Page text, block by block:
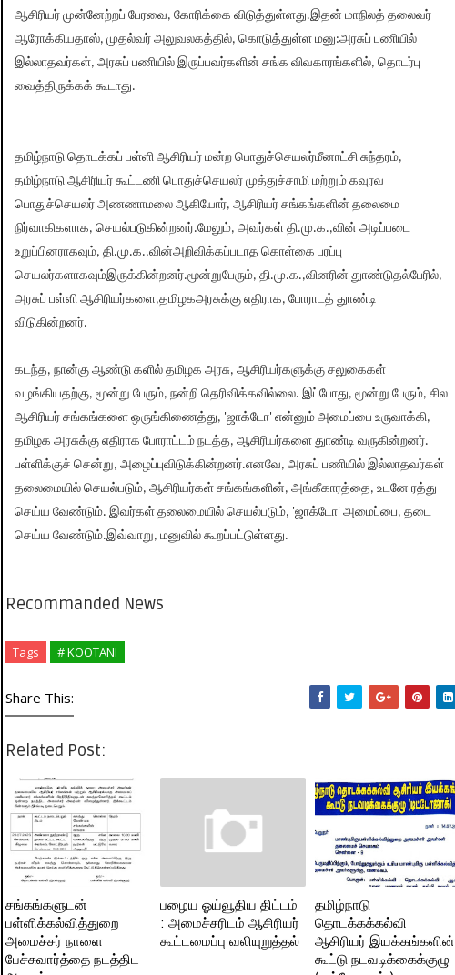
ஆசிரியர் முன்னேற்றப் பேரவை, கோரிக்கை விடுத்துள்ளது.இதன் மாநிலத் தலைவர்
ஆரோக்கியதாஸ், முதல்வர் அலுவலகத்தில், கொடுத்துள்ள மனு:அரசுப் பணியில்
இல்லாதவர்கள், அரசுப் பணியில் இருப்பவர்களின் சங்க விவகாரங்களில், தொடர்பு
வைத்திருக்கக் கூடாது.
தமிழ்நாடு தொடக்கப் பள்ளி ஆசிரியர் மன்ற பொதுச்செயலர்மீனாட்சி சுந்தரம்,
தமிழ்நாடு ஆசிரியர் கூட்டணி பொதுச்செயலர் முத்துச்சாமி மற்றும் கவுரவ
பொதுச்செயலர் அணணாமலை ஆகியோர், ஆசிரியர் சங்கங்களின் தலைமை
நிர்வாகிகளாக, செயல்படுகின்றனர்.மேலும், அவர்கள் தி.மு.க.,வின் அடிப்படை
உறுப்பினராகவும், தி.மு.க.,வின்அறிவிக்கப்படாத கொள்கை பரப்பு
செயலர்களாகவும்இருக்கின்றனர்.மூன்றுபேரும், தி.மு.க.,வினரின் துாண்டுதல்பேரில்,
அரசுப் பள்ளி ஆசிரியர்களை,தமிழகஅரசுக்கு எதிராக, போராடத் துாண்டி
விடுகின்றனர்.
கடந்த, நான்கு ஆண்டு களில் தமிழக அரசு, ஆசிரியர்களுக்கு சலுகைகள்
வழங்கியதற்கு, மூன்று பேரும், நன்றி தெரிவிக்கவில்லை. இப்போது, மூன்று பேரும், சில
ஆசிரியர் சங்கங்களை ஒருங்கிணைத்து, 'ஜாக்டோ' என்னும் அமைப்பை உருவாக்கி,
தமிழக அரசுக்கு எதிராக போராட்டம் நடத்த, ஆசிரியர்களை துாண்டி வருகின்றனர்.
பள்ளிக்குச் சென்று, அழைப்புவிடுக்கின்றனர்.எனவே, அரசுப் பணியில் இல்லாதவர்கள்
தலைமையில் செயல்படும், ஆசிரியர்கள் சங்கங்களின், அங்கீகாரத்தை, உடனே ரத்து
செய்ய வேண்டும். இவர்கள் தலைமையில் செயல்படும், 'ஜாக்டோ' அமைப்பை, தடை
செய்ய வேண்டும்.இவ்வாறு, மனுவில் கூறப்பட்டுள்ளது.
Recommanded News
Tags # KOOTANI
Share This:
Related Post:
சங்கங்களுடன்
பள்ளிக்கல்வித்துறை
அமைச்சர் நாளை
பேச்சுவார்த்தை நடத்திட
பழைய ஓய்வூதிய திட்டம்
: அமைச்சரிடம் ஆசிரியர்
கூட்டமைப்பு வலியுறுத்தல்
தமிழ்நாடு
தொடக்கக்கல்வி
ஆசிரியர் இயக்கங்களின்
கூட்டு நடவடிக்கைக்குழு